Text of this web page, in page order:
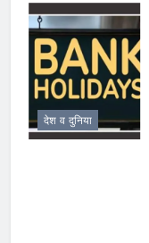
देश व दुनिया